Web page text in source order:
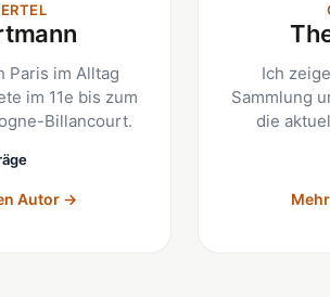
Paris im Alltag
im 11e bis zum
Billancourt.
Autor →
Ich
Sammlung
die